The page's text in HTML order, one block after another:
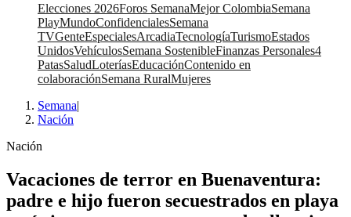
Elecciones 2026Foros SemanaMejor ColombiaSemana
PlayMundoConfidencialesSemana
TVGenteEspecialesArcadiaTecnologíaTurismoEstados
UnidosVehículosSemana SostenibleFinanzas Personales4
PatasSaludLoteríasEducaciónContenido en
colaboraciónSemana RuralMujeres
Semana|
Nación
Nación
Vacaciones de terror en Buenaventura:
padre e hijo fueron secuestrados en playa